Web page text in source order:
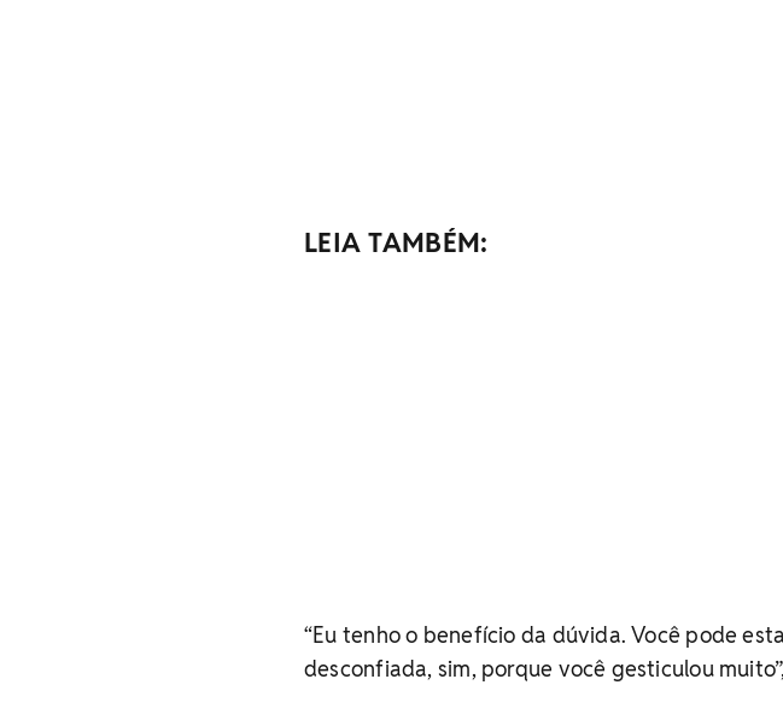
LEIA TAMBÉM:
“Eu tenho o benefício da dúvida. Você pode
desconfiada, sim, porque você gesticulou